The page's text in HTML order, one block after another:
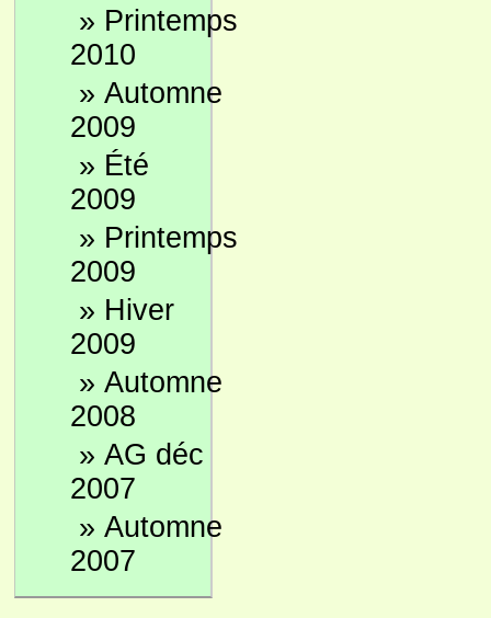
» Printemps
2010
» Automne
2009
» Été
2009
» Printemps
2009
» Hiver
2009
» Automne
2008
» AG déc
2007
» Automne
2007